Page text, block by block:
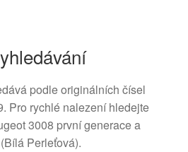
podle originálních čísel
Pro rychlé nalezení hledejte
3008 první generace a
Perleťová).